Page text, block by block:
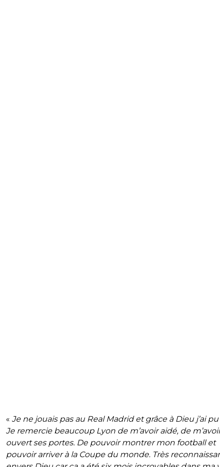
« Je ne jouais pas au Real Madrid et grâce à Dieu j’ai
Je remercie beaucoup Lyon de m’avoir aidé, de
ouvert ses portes. De pouvoir montrer mon football et
pouvoir arriver à la Coupe du monde. Très